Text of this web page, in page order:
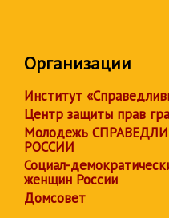
Организации
Институт
Центр защиты прав
Молодежь
РОССИИ
Социал-
женщин России
Домсовет